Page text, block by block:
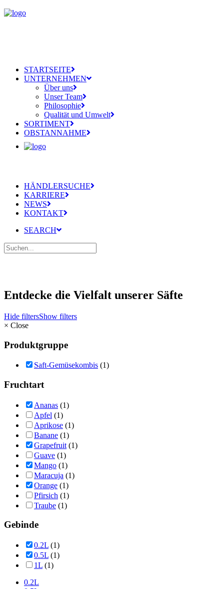
STARTSEITE
UNTERNEHMEN
Über uns
Unser Team
Philosophie
Qualität und Umwelt
SORTIMENT
OBSTANNAHME
HÄNDLERSUCHE
KARRIERE
NEWS
KONTAKT
SEARCH
Entdecke die Vielfalt unserer Säfte
Hide filtersShow filters
× Close
Produktgruppe
Saft-Gemüsekombis (1)
Fruchtart
Ananas (1)
Apfel (1)
Aprikose (1)
Banane (1)
Grapefruit (1)
Guave (1)
Mango (1)
Maracuja (1)
Orange (1)
Pfirsich (1)
Traube (1)
Gebinde
0.2L (1)
0.5L (1)
1L (1)
0.2L